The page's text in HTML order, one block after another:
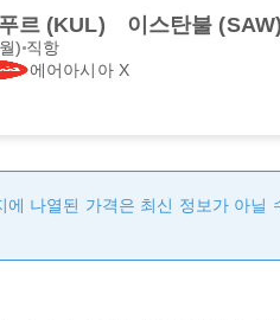
르 (KUL) 이스탄불 (SAW)
) 직항
에어아시아 X
에 나열된 가격은 최신 정보가 아닐